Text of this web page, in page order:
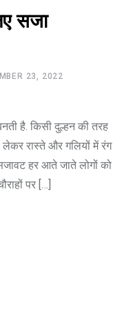
सजा
23, 2022
है. किसी दुल्हन की तरह
लेकर रास्ते और गलियों में रंग
हर आते जाते लोगों को
पर […]